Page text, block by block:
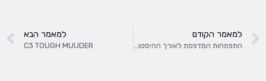
למאמר הקודם למאמר הבא
C3 TOUGH MUUDER